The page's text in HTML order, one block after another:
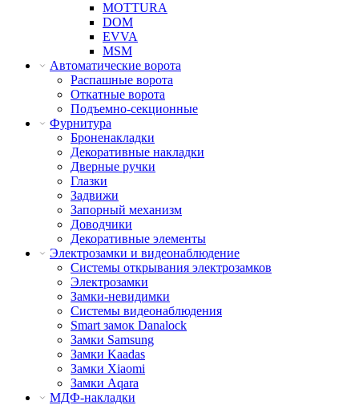
MOTTURA
DOM
EVVA
MSM
Автоматические ворота
Распашные ворота
Откатные ворота
Подъемно-секционные
Фурнитура
Броненакладки
Декоративные накладки
Дверные ручки
Глазки
Задвижи
Запорный механизм
Доводчики
Декоративные элементы
Электрозамки и видеонаблюдение
Системы открывания электрозамков
Электрозамки
Замки-невидимки
Системы видеонаблюдения
Smart замок Danalock
Замки Samsung
Замки Kaadas
Замки Xiaomi
Замки Aqara
МДФ-накладки